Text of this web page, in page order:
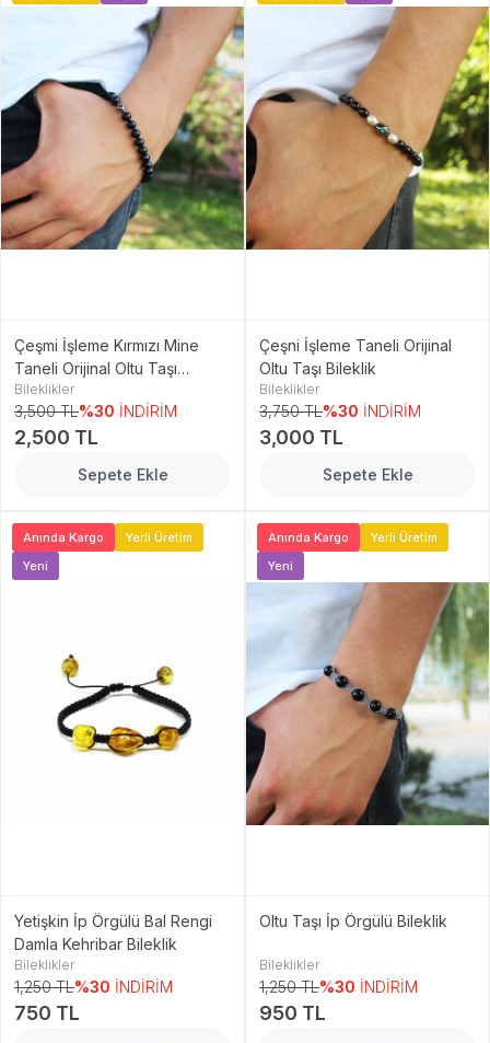
Çeşmi İşleme Kırmızı Mine
Taneli Orijinal Oltu Taşı
Bileklik
Bileklikler
3,500 TL%30 İNDİRİM
2,500 TL
Sepete Ekle
Çeşni İşleme Taneli Orijinal
Oltu Taşı Bileklik
Bileklikler
3,750 TL%30 İNDİRİM
3,000 TL
Sepete Ekle
Anında Kargo
Yerli Üretim
Yeni
Yetişkin İp Örgülü Bal Rengi
Damla Kehribar Bileklik
Bileklikler
1,250 TL%30 İNDİRİM
750 TL
Anında Kargo
Yerli Üretim
Yeni
Oltu Taşı İp Örgülü Bileklik
Bileklikler
1,250 TL%30 İNDİRİM
950 TL